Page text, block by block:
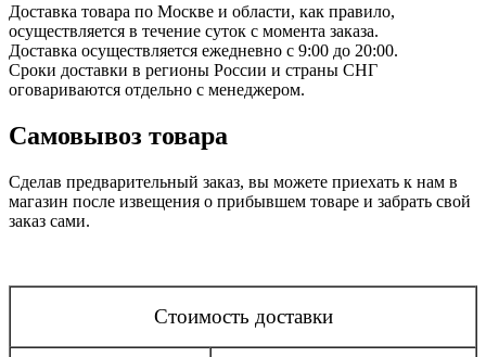
Доставка товара по Москве и области, как правило,
осуществляется в течение суток с момента заказа.
Доставка осуществляется ежедневно с 9:00 до 20:00.
Сроки доставки в регионы России и страны СНГ
оговариваются отдельно с менеджером.
Самовывоз товара
Сделав предварительный заказ, вы можете приехать к нам в
магазин после извещения о прибывшем товаре и забрать свой
заказ сами.
Стоимость доставки